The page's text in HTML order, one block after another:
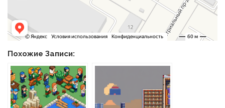
Похожие Записи: